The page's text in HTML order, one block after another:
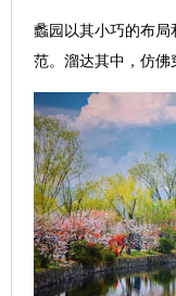
蠡园以其小巧的布
范。溜达其中，仿佛